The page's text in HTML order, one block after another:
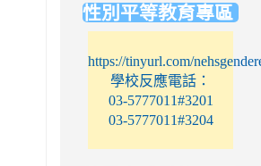
性別平等教育專區
https://tinyurl.com/
學校反應電話：
03-5777011#3201
03-5777011#3204